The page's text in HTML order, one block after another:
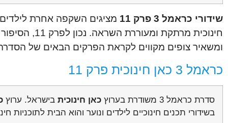
שידורי כראמל 3 פרק 11
מציגים השקפה אחרת
חינוכית
ומשאיר צופים מקווים לקראת הפרקים הבאים של
כראמל 3 כאן חינוכית פרק 11
סדרת כראמל 3 משודרת בערוץ כאן חינוכית בישראל. ערוץ
בשידורי תכנים חינוכיים לילדים ונוער והוא הבית לתוכניות